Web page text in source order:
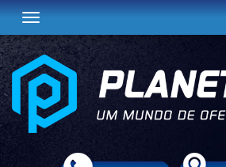
Toggle navigation